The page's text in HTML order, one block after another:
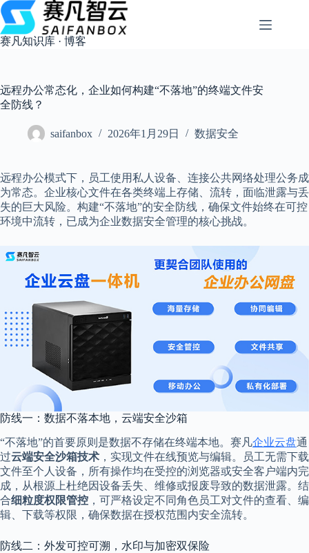
跳
过
内
容
赛凡知识库 · 博客
远程办公常态化，企业如何构建“不落地”的终端文件安
全防线？
saifanbox 2026年1月29日 数据安全
远程办公模式下，员工使用私人设备、连接公共网络处理公务成
为常态。企业核心文件在各类终端上存储、流转，面临泄露与丢
失的巨大风险。构建“不落地”的安全防线，确保文件始终在可控
环境中流转，已成为企业数据安全管理的核心挑战。
防线一：数据不落本地，云端安全沙箱
“不落地”的首要原则是数据不存储在终端本地。赛凡企业云盘通
过云端安全沙箱技术 ，实现文件在线预览与编辑。员工无需下载
文件至个人设备，所有操作均在受控的浏览器或安全客户端内完
成，从根源上杜绝因设备丢失、维修或报废导致的数据泄露。结
合细粒度权限管控 ，可严格设定不同角色员工对文件的查看、编
辑、下载等权限，确保数据在授权范围内安全流转。
防线二：外发可控可溯，水印与加密双保险